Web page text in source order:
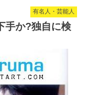
有名人・芸能人
手か?独自に検